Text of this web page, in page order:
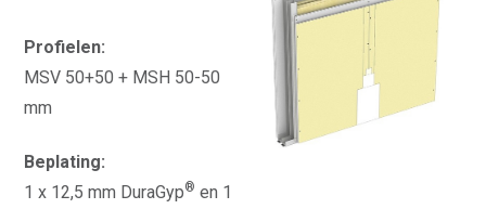
Profielen:
MSV 50+50 + MSH 50-50
mm
Beplating:
1 x 12,5 mm DuraGyp® en 1